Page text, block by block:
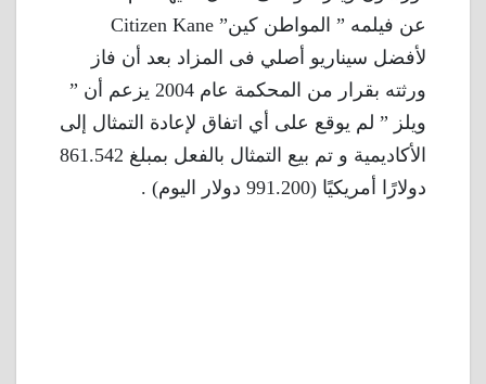
عن فيلمه ” المواطن كين” Citizen Kane
لأفضل سيناريو أصلي فى المزاد بعد أن فاز
ورثته بقرار من المحكمة عام 2004 يزعم أن ”
ويلز ” لم يوقع على أي اتفاق لإعادة التمثال إلى
الأكاديمية و تم بيع التمثال بالفعل بمبلغ 861.542
دولارًا أمريكيًا (991.200 دولار اليوم) .